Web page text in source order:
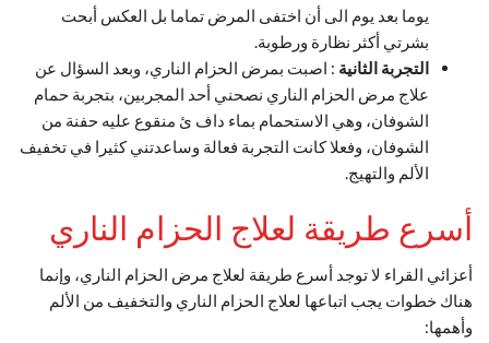
يوما بعد يوم الى أن اختفى المرض تماما بل العكس أبحت
بشرتي أكثر نظارة ورطوبة.
التجربة الثانية : اصبت بمرض الحزام الناري، وبعد السؤال عن
علاج مرض الحزام الناري نصحني أحد المجربين، بتجربة حمام
الشوفان، وهي الاستحمام بماء داف ئ منقوع عليه حفنة من
الشوفان، وفعلا كانت التجربة فعالة وساعدتني كثيرا في تخفيف
الألم والتهيج.
أسرع طريقة لعلاج الحزام الناري
أعزائي القراء لا توجد أسرع طريقة لعلاج مرض الحزام الناري، وإنما
هناك خطوات يجب اتباعها لعلاج الحزام الناري والتخفيف من الألم
وأهمها: